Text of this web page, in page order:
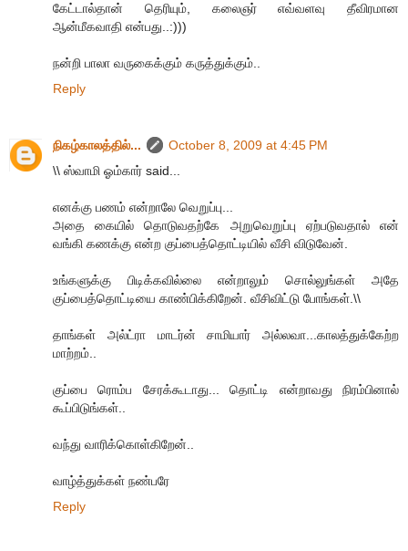
கேட்டால்தான் தெரியும், கலைஞர் எவ்வளவு தீவிரமான
ஆன்மீகவாதி என்பது..:)))
நன்றி பாலா வருகைக்கும் கருத்துக்கும்..
Reply
நிகழ்காலத்தில்...
October 8, 2009 at 4:45 PM
\\ ஸ்வாமி ஓம்கார் said...
எனக்கு பணம் என்றாலே வெறுப்பு...
அதை கையில் தொடுவதற்கே அறுவெறுப்பு ஏற்படுவதால் என்
வங்கி கணக்கு என்ற குப்பைத்தொட்டியில் வீசி விடுவேன்.
உங்களுக்கு பிடிக்கவில்லை என்றாலும் சொல்லுங்கள் அதே
குப்பைத்தொட்டியை காண்பிக்கிறேன். வீசிவிட்டு போங்கள்.\\
தாங்கள் அல்ட்ரா மாடர்ன் சாமியார் அல்லவா...காலத்துக்கேற்ற
மாற்றம்..
குப்பை ரொம்ப சேரக்கூடாது... தொட்டி என்றாவது நிரம்பினால்
கூப்பிடுங்கள்..
வந்து வாரிக்கொள்கிறேன்..
வாழ்த்துக்கள் நண்பரே
Reply